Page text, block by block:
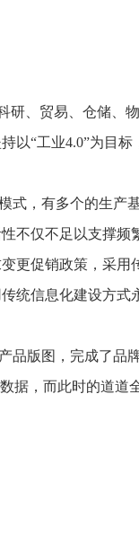
研、贸易、仓储、
“工业4.0”为目标
式，有多个的生产
不仅不足以支撑频
更促销政策，采用
统信息化建设方式
品版图，完成了品
据，而此时的道道